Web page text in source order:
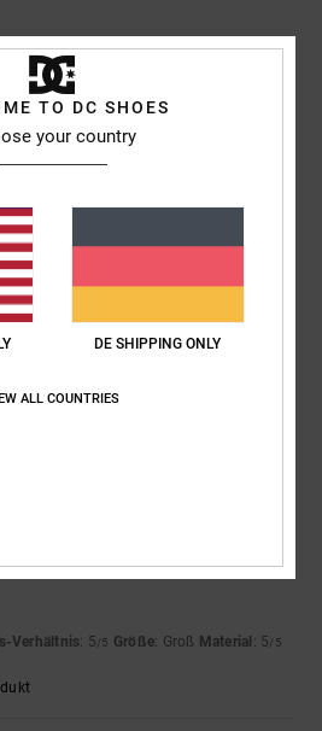
Verifizierter Kauf
Verhältnis
5/5
Verifizierter Kauf
Verifizierter Kauf
Verhältnis: 5/5 Größe: Groß Material : 5/5
TO DC SHOES
your country
DE SHIPPING ONLY
ALL COUNTRIES